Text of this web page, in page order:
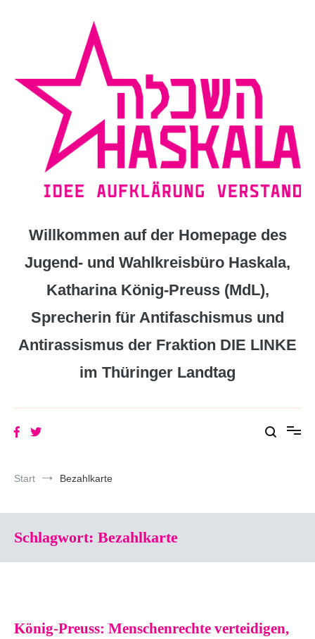
Willkommen auf der Homepage des
Jugend- und Wahlkreisbüro Haskala,
Katharina König-Preuss (MdL),
Sprecherin für Antifaschismus und
Antirassismus der Fraktion DIE LINKE
im Thüringer Landtag
Start Bezahlkarte
Schlagwort: Bezahlkarte
König-Preuss: Menschenrechte verteidigen,